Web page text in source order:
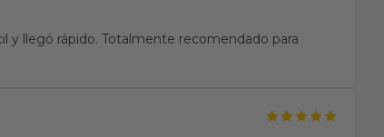
llegó rápido. Totalmente recomendado para